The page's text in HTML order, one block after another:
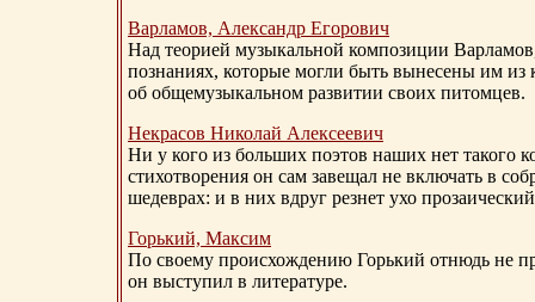
Варламов, Александр Егорович
Над теорией музыкальной композиции
познаниях, которые могли быть вынесены им из
об общемузыкальном развитии своих питомцев.
Некрасов Николай Алексеевич
Ни у кого из больших поэтов наших нет такого
стихотворения он сам завещал не включать в
шедеврах: и в них вдруг резнет ухо
Горький, Максим
По своему происхождению Горький отнюдь не
он выступил в литературе.